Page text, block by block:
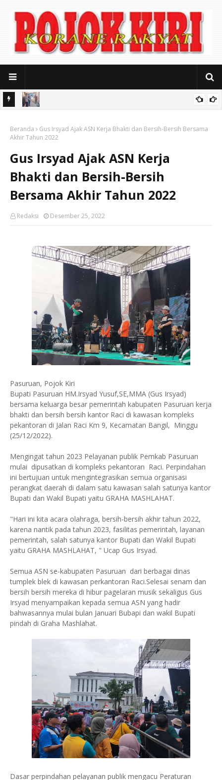
KerjaPasuruan Raib Digondol Maling
Beranda
Gus Irsyad Ajak ASN Kerja Bhakti dan Bersih-Bersih Bersama
Akhir Tahun 2022
Gus Irsyad Ajak ASN Kerja
Bhakti dan Bersih-Bersih
Bersama Akhir Tahun 2022
Redaksi Desember 25, 2022
Pasuruan, Pojok Kiri
Bupati Pasuruan HM.Irsyad Yusuf,SE,MMA (Gus Irsyad)
bersama keluarga besar pemerintah kabupaten Pasuruan kerja
bhakti dan bersih bersih kantor Raci di kawasan kompleks
pekantoran di Jalan Raci Km 9, Kecamatan Bangil, Minggu
(25/12/2022).
Mengingat tahun 2023 Pelayanan publik Pemkab Pasuruan
mulai dipusatkan di kompleks pekantoran Raci. Perpindahan
ini bertujuan untuk mengintegrasikan semua organisasi
perangkat daerah di dalam satu kawasan salah satunya kantor
Bupati dan Wakil Bupati yaitu GRAHA MASHLAHAT.
"Hari ini kita acara olahraga, bersih-bersih akhir tahun 2022,
karena nantik pada tahun 2023, fasilitas pemerintah, layanan
pemerintah, salah satunya kantor Bupati dan Wakil Bupati
yaitu GRAHA MASHLAHAT, " Ucap Gus Irsyad.
Semua ASN se-kabupaten Pasuruan dari berbagai dinas
tumplek blek di kawasan perkantoran Raci.Selesai senam dan
bersih bersih mereka di hibur pagelaran musik sekaligus Gus
Irsyad menyampaikan kepada semua ASN yang hadir
bahwasannya mulai bulan Januari Bubapi dan wakil Bupati
pindah di Graha Mashlahat.
Dasar perpindahan pelayanan publik mengacu Peraturan